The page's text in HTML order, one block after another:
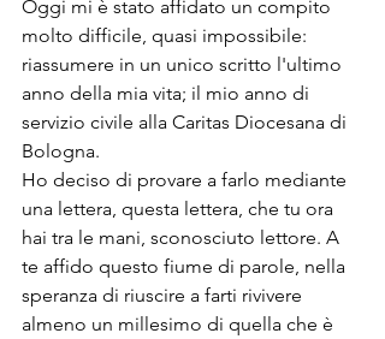
Oggi mi è stato affidato un compito
molto difficile, quasi impossibile:
riassumere in un unico scritto l'ultimo
anno della mia vita; il mio anno di
servizio civile alla Caritas Diocesana di
Bologna.
Ho deciso di provare a farlo mediante
una lettera, questa lettera, che tu ora
hai tra le mani, sconosciuto lettore. A
te affido questo fiume di parole, nella
speranza di riuscire a farti rivivere
almeno un millesimo di quella che è